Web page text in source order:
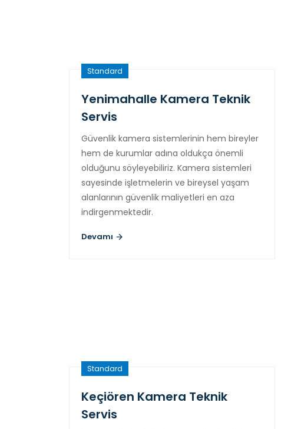
Standard
Yenimahalle Kamera Teknik
Servis
Güvenlik kamera sistemlerinin hem bireyler
hem de kurumlar adına oldukça önemli
olduğunu söyleyebiliriz. Kamera sistemleri
sayesinde işletmelerin ve bireysel yaşam
alanlarının güvenlik maliyetleri en aza
indirgenmektedir.
Devamı
Standard
Keçiören Kamera Teknik
Servis